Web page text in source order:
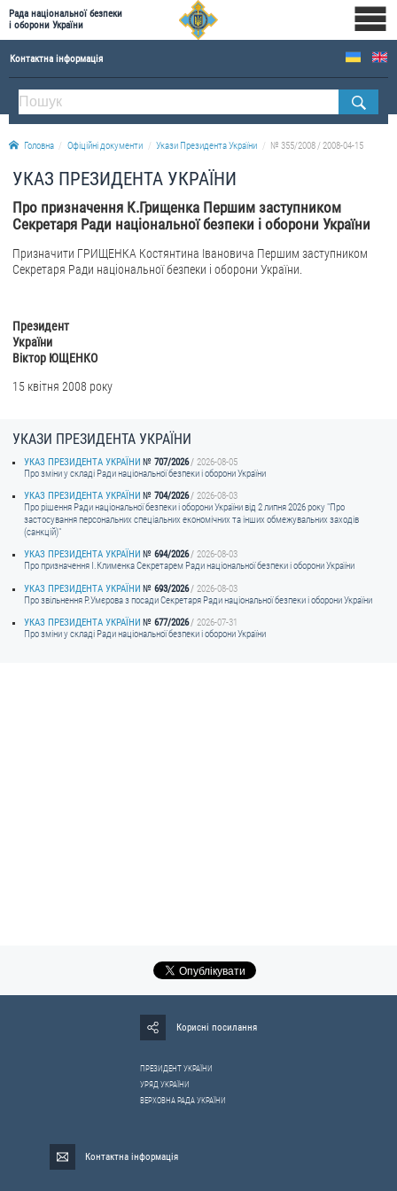
Рада національної безпеки
і оборони України
Контактна інформація
ПРО РНБОУ
Склад Ради національної безпеки і оборони України
Апарат Ради національної безпеки і оборони України
Правова основа діяльності Ради національної безпеки і оборони України
Історична довідка про діяльність Ради національної безпеки і оборони України
ПРЕСЦЕНТР
Drone Deals
Фотогалерея
Відеогалерея
Звернення громадян
ДОСТУП ДО ПУБЛІЧНОЇ ІНФОРМАЦІЇ
Організація доступу до публічної інформації
Запит на отримання публічної інформації
Питання запобігання корупції
Головна Офіційні документи Укази Президента України № 355/2008 / 2008-04-15
УКАЗ ПРЕЗИДЕНТА УКРАЇНИ
Про призначення К.Грищенка Першим заступником
Секретаря Ради національної безпеки і оборони України
Призначити ГРИЩЕНКА Костянтина Івановича Першим заступником
Секретаря Ради національної безпеки і оборони України.
Президент
України
Віктор ЮЩЕНКО
15 квітня 2008 року
УКАЗИ ПРЕЗИДЕНТА УКРАЇНИ
УКАЗ ПРЕЗИДЕНТА УКРАЇНИ 707/2026
2026-08-05
Про зміни у складі Ради національної безпеки і оборони України
УКАЗ ПРЕЗИДЕНТА УКРАЇНИ
704/2026
2026-08-03
Про рішення Ради національної безпеки і оборони України від 2 липня 2026 року "Про
застосування персональних спеціальних економічних та інших обмежувальних заходів
(санкцій)"
УКАЗ ПРЕЗИДЕНТА УКРАЇНИ
694/2026
2026-08-03
Про призначення I.Клименка Секретарем Ради національної безпеки і оборони України
УКАЗ ПРЕЗИДЕНТА УКРАЇНИ
693/2026
2026-08-03
Про звільнення Р.Умєрова з посади Секретаря Ради національної безпеки і оборони України
УКАЗ ПРЕЗИДЕНТА УКРАЇНИ
677/2026
2026-07-31
Про зміни у складі Ради національної безпеки і оборони України
Корисні посилання
ПРЕЗИДЕНТ УКРАЇНИ
УРЯД УКРАЇНИ
ВЕРХОВНА РАДА УКРАЇНИ
Контактна інформація